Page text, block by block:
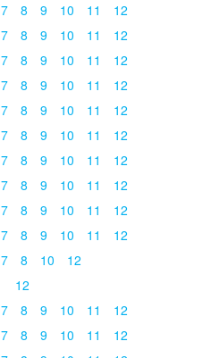
7 8 9 10 11
12
7 8 9 10 11
12
7 8 9 10 11
12
7 8 9 10 11
12
7 8 9 10 11
12
7 8 9 10 11
12
7 8 9 10 11
12
7 8 9 10 11
12
7 8 9 10 11
12
7 8 9 10 11
12
7 8 10
12
12
7 8 9 10 11
12
7 8 9 10 11
12